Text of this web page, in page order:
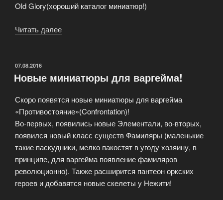
Old Glory(хороший каталог миниатюр!)
Читать далее
настольных
тактических
игр»
ОПУБЛИКОВАНО
07.08.2016
Новые миниатюры для варгейма!
Скоро появятся новые миниатюры для варгейма
«Противостояние»(Confrontation)!
Во-первых, появились новые Элементали, во-вторых,
появился новый класс существ Фамиляры (маленькие
такие паскудники, мелко пакостят в угоду хозяину, в
принципе, для варгейма появление фамиляров
революционно). Также расширится пантеон оркских
героев и добавятся новые скелеты у Нежити!